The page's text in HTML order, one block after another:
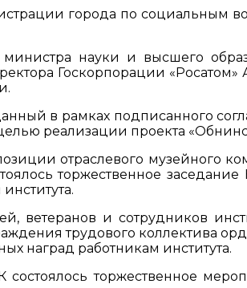
города по социальным
науки и высшего
Госкорпорации «Росатом»
в рамках подписанного
реализации проекта
отраслевого музейного
торжественное заседание
ветеранов и сотрудников
трудового коллектива
наград работникам института.
торжественное